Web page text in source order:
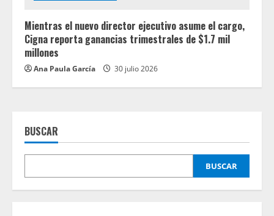
Mientras el nuevo director ejecutivo asume el cargo,
Cigna reporta ganancias trimestrales de $1.7 mil
millones
Ana Paula García 30 julio 2026
BUSCAR
BUSCAR